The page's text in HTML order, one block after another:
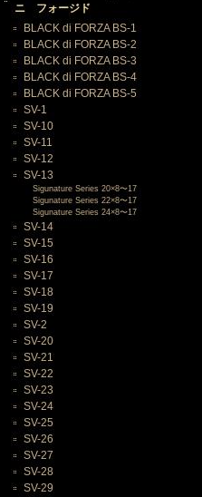
ニ フォージド
BLACK di FORZA BS-1
BLACK di FORZA BS-2
BLACK di FORZA BS-3
BLACK di FORZA BS-4
BLACK di FORZA BS-5
SV-1
SV-10
SV-11
SV-12
SV-13
Sigunature Series 20×8〜17
Sigunature Series 22×8〜17
Sigunature Series 24×8〜17
SV-14
SV-15
SV-16
SV-17
SV-18
SV-19
SV-2
SV-20
SV-21
SV-22
SV-23
SV-24
SV-25
SV-26
SV-27
SV-28
SV-29